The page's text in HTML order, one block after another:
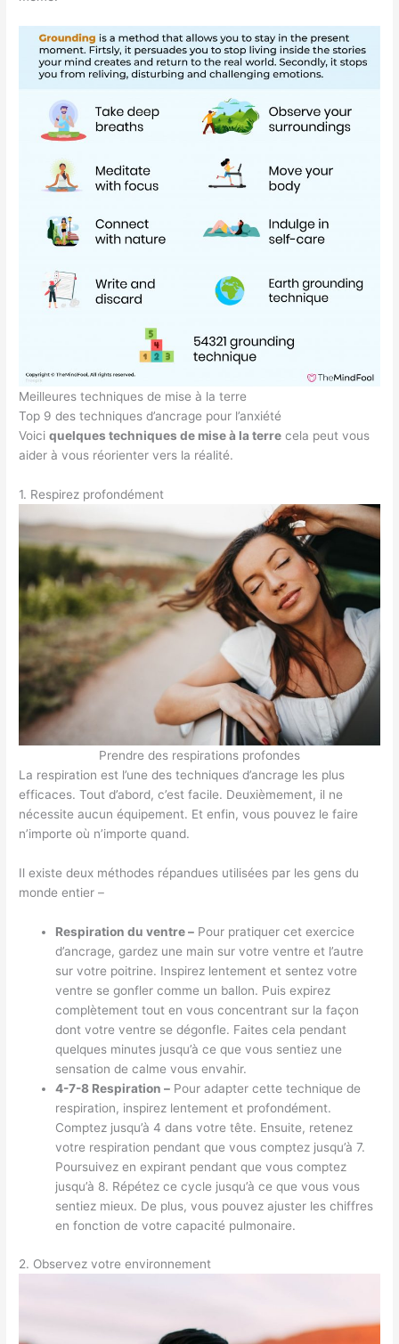
Meilleures techniques de mise à la terre
Top 9 des techniques d’ancrage pour l’anxiété
Voiciquelques techniques de mise à la terre cela peut vous
aider à vous réorienter vers la réalité.
1. Respirez profondément
Prendre des respirations profondes
La respiration est l’une des techniques d’ancrage les plus
efficaces. Tout d’abord, c’est facile. Deuxièmement, il ne
nécessite aucun équipement. Et enfin, vous pouvez le faire
n’importe où n’importe quand.
Il existe deux méthodes répandues utilisées par les gens du
monde entier –
Respiration du ventre – Pour pratiquer cet exercice
d’ancrage, gardez une main sur votre ventre et l’autre
sur votre poitrine. Inspirez lentement et sentez votre
ventre se gonfler comme un ballon. Puis expirez
complètement tout en vous concentrant sur la façon
dont votre ventre se dégonfle. Faites cela pendant
quelques minutes jusqu’à ce que vous sentiez une
sensation de calme vous envahir.
4-7-8 Respiration – Pour adapter cette technique de
respiration, inspirez lentement et profondément.
Comptez jusqu’à 4 dans votre tête. Ensuite, retenez
votre respiration pendant que vous comptez jusqu’à 7.
Poursuivez en expirant pendant que vous comptez
jusqu’à 8. Répétez ce cycle jusqu’à ce que vous vous
sentiez mieux. De plus, vous pouvez ajuster les chiffres
en fonction de votre capacité pulmonaire.
2. Observez votre environnement